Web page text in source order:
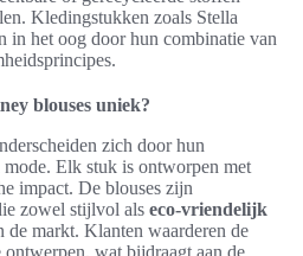
Kledingstukken zoals Stella
in het oog door hun combinatie van
blouses uniek?
zich door hun
Elk stuk is ontworpen met
impact. De blouses zijn
zowel stijlvol als eco-vriendelijk
markt. Klanten waarderen de
ontwerpen, wat bijdraagt aan de